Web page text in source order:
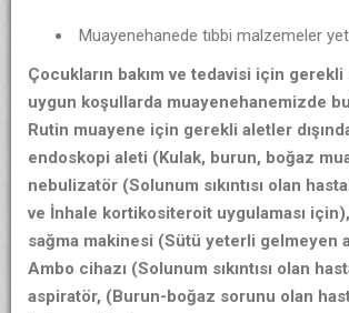
Muayenehanede tıbbi malzemeler
Çocukların bakım ve tedavisi için
uygun koşullarda muayenehanemizde
Rutin muayene için gerekli aletler
endoskopi aleti (Kulak, burun, boğaz
nebulizatör (Solunum sıkıntısı olan
ve İnhale kortikositeroit uygulaması
sağma makinesi (Sütü yeterli gelmeyen
Ambo cihazı (Solunum sıkıntısı olan
aspiratör, (Burun-boğaz sorunu olan